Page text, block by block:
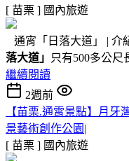
[ 苗栗 ] 國內旅遊
通宵「日落大道」 | 介
落大道」
只有500多公尺
繼續閱讀
2週前
【苗栗.通霄景點】月牙
景藝術創作公園|
[ 苗栗 ] 國內旅遊